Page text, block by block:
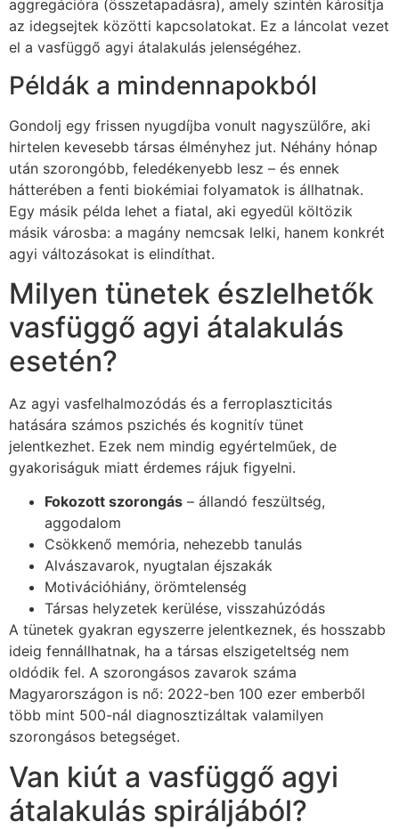
aggregációra (összetapadásra), amely szintén károsítja
az idegsejtek közötti kapcsolatokat. Ez a láncolat vezet
el a vasfüggő agyi átalakulás jelenségéhez.
Példák a mindennapokból
Gondolj egy frissen nyugdíjba vonult nagyszülőre, aki
hirtelen kevesebb társas élményhez jut. Néhány hónap
után szorongóbb, feledékenyebb lesz – és ennek
hátterében a fenti biokémiai folyamatok is állhatnak.
Egy másik példa lehet a fiatal, aki egyedül költözik
másik városba: a magány nemcsak lelki, hanem konkrét
agyi változásokat is elindíthat.
Milyen tünetek észlelhetők
vasfüggő agyi átalakulás
esetén?
Az agyi vasfelhalmozódás és a ferroplaszticitás
hatására számos pszichés és kognitív tünet
jelentkezhet. Ezek nem mindig egyértelműek, de
gyakoriságuk miatt érdemes rájuk figyelni.
Fokozott szorongás – állandó feszültség,
aggodalom
Csökkenő memória, nehezebb tanulás
Alvászavarok, nyugtalan éjszakák
Motivációhiány, örömtelenség
Társas helyzetek kerülése, visszahúzódás
A tünetek gyakran egyszerre jelentkeznek, és hosszabb
ideig fennállhatnak, ha a társas elszigeteltség nem
oldódik fel. A szorongásos zavarok száma
Magyarországon is nő: 2022-ben 100 ezer emberből
több mint 500-nál diagnosztizáltak valamilyen
szorongásos betegséget.
Van kiút a vasfüggő agyi
átalakulás spiráljából?